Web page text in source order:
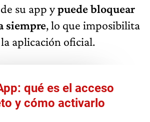
su app ypuede bloquear
siempre, lo que imposibilita
aplicación oficial.
qué es el acceso
y cómo activarlo